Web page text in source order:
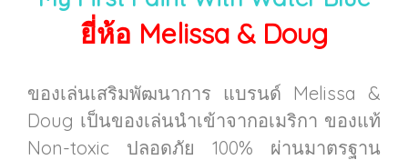
ยี่ห้อ Melissa & Doug
ของเล่นเสริมพัฒนาการ แบรนด์ Melissa &
Doug เป็นของเล่นนำเข้าจากอเมริกา ของแท้
Non-toxic ปลอดภัย 100% ผ่านมาตรฐาน